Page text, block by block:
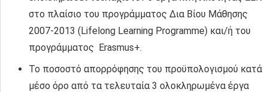
στο πλαίσιο του προγράμματος Δια Βίου Μάθησης
2007-2013 (Lifelong Learning Programme) και/ή του
προγράμματος Erasmus+.
Το ποσοστό απορρόφησης του προϋπολογισμού κατά
μέσο όρο από τα τελευταία 3 ολοκληρωμένα έργα